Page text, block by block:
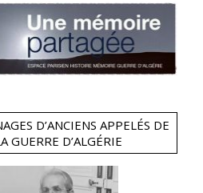
D’ANCIENS APPELÉS DE
GUERRE D’ALGÉRIE